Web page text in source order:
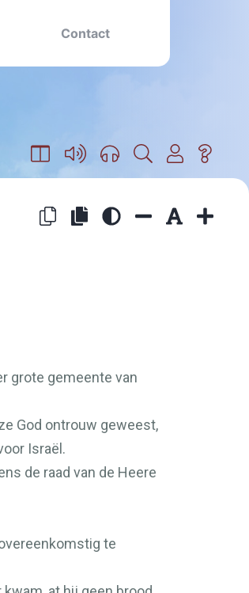
Contact
grote gemeente van
God ontrouw geweest,
Israël.
de raad van de Heere
te